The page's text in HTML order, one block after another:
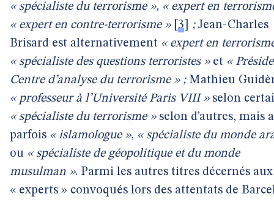
« spécialiste du terrorisme », « expert en
« expert en contre-terrorisme »[ 3 ; Jean-Charles
Brisard est alternativement « expert en
« spécialiste des questions terroristes »et «
Centre d’analyse du terrorisme » ;Mathieu
« professeur à l’Université Paris VIII »selon
« spécialiste du terrorisme » selon d’autres, mais
parfois « islamologue », « spécialiste du monde
ou « spécialiste de géopolitique et du monde
musulman ». Parmi les autres titres décernés aux
« experts » convoqués lors des attentats de